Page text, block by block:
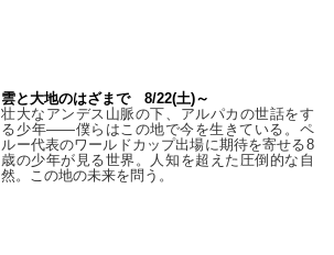
雲と大地のはざまで 8/22(土)～
壮大なアンデス山脈の下、アルパカの世話をす
る少年――僕らはこの地で今を生きている。ペ
ルー代表のワールドカップ出場に期待を寄せる8
歳の少年が見る世界。人知を超えた圧倒的な自
然。この地の未来を問う。